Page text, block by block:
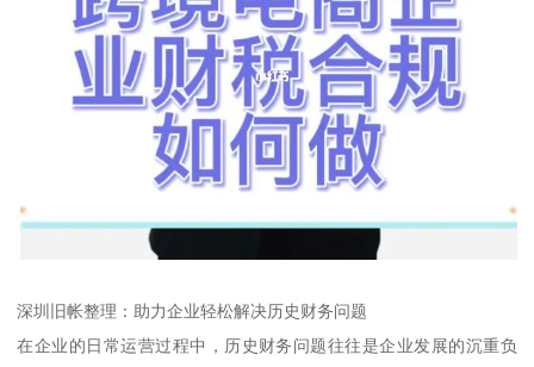
深圳旧帐整理：助力企业轻松解决历史财务问题
在企业的日常运营过程中，历史财务问题往往是企业发展的沉重负